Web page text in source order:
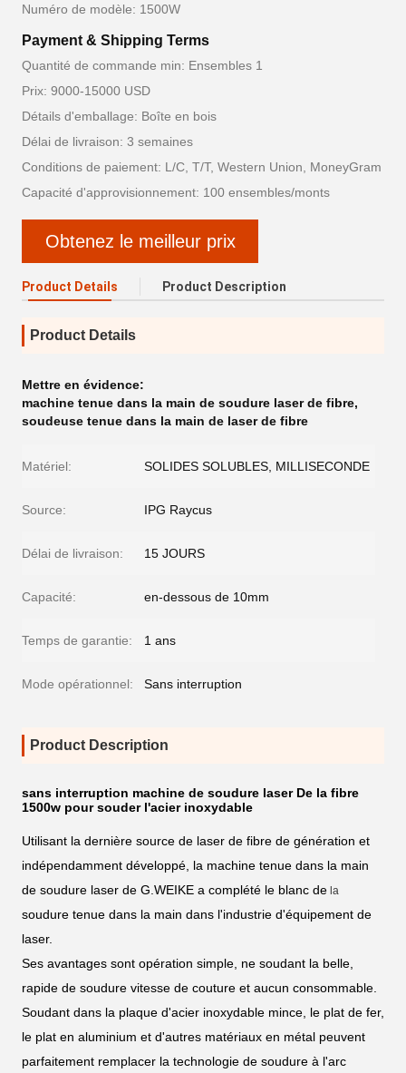
Numéro de modèle: 1500W
Payment & Shipping Terms
Quantité de commande min: Ensembles 1
Prix: 9000-15000 USD
Détails d'emballage: Boîte en bois
Délai de livraison: 3 semaines
Conditions de paiement: L/C, T/T, Western Union, MoneyGram
Capacité d'approvisionnement: 100 ensembles/monts
Obtenez le meilleur prix
Product Details Product Description
Product Details
Mettre en évidence:
machine tenue dans la main de soudure laser de fibre,
soudeuse tenue dans la main de laser de fibre
Matériel: SOLIDES SOLUBLES, MILLISECONDE
Source: IPG Raycus
Délai de livraison: 15 JOURS
Capacité: en-dessous de 10mm
Temps de garantie: 1 ans
Mode opérationnel: Sans interruption
Product Description
sans interruption machine de soudure laser De la fibre
1500w pour souder l'acier inoxydable
Utilisant la dernière source de laser de fibre de génération et
indépendamment développé, la machine tenue dans la main
de soudure laser de G.WEIKE a complété le blanc de la
soudure tenue dans la main dans l'industrie d'équipement de
laser.
Ses avantages sont opération simple, ne soudant la belle,
rapide de soudure vitesse de couture et aucun consommable.
Soudant dans la plaque d'acier inoxydable mince, le plat de fer,
le plat en aluminium et d'autres matériaux en métal peuvent
parfaitement remplacer la technologie de soudure à l'arc